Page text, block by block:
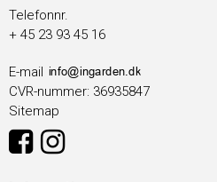
Telefonnr.
+ 45 23 93 45 16
E-mail
CVR-nummer: 36935847
Sitemap